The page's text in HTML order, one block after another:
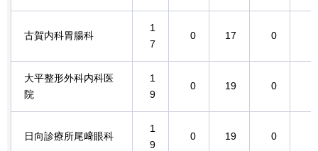
古賀内科胃腸科
1
7
0 17 0
大平整形外科内科医
院
1
9
0 19 0
日向診療所尾﨑眼科
1
9
0 19 0